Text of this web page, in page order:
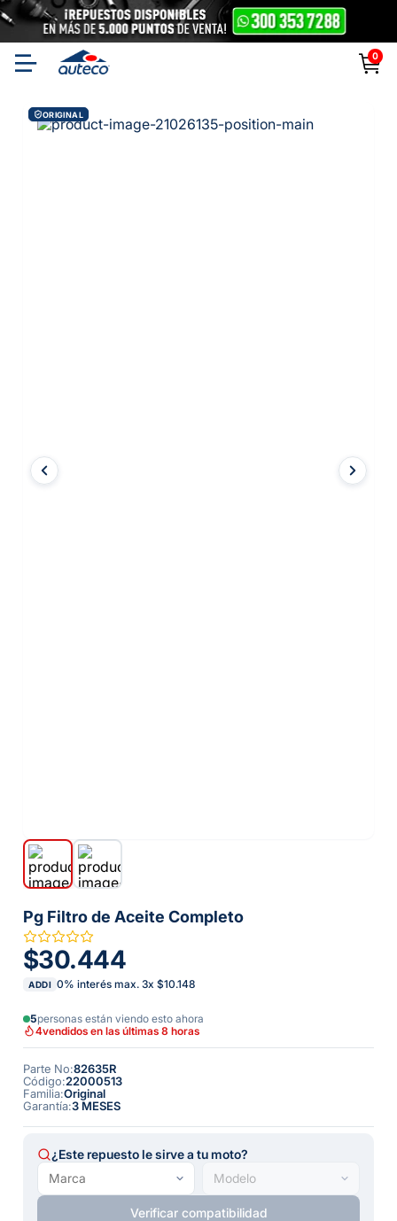
0
ORIGINAL
Pg Filtro de Aceite Completo
$30.444
ADDI 0% interés max. 3x $10.148
5personas están viendo esto ahora
4vendidos en las últimas 8 horas
Parte No:82635R
Código:22000513
Familia:Original
Garantía:3 MESES
¿Este repuesto le sirve a tu moto?
Verificar compatibilidad